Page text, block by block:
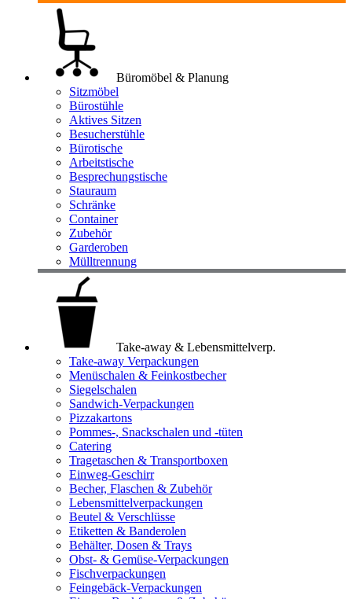
Büromöbel & Planung
Sitzmöbel
Bürostühle
Aktives Sitzen
Besucherstühle
Bürotische
Arbeitstische
Besprechungstische
Stauraum
Schränke
Container
Zubehör
Garderoben
Mülltrennung
Take-away & Lebensmittelverp.
Take-away Verpackungen
Menüschalen & Feinkostbecher
Siegelschalen
Sandwich-Verpackungen
Pizzakartons
Pommes-, Snackschalen und -tüten
Catering
Tragetaschen & Transportboxen
Einweg-Geschirr
Becher, Flaschen & Zubehör
Lebensmittelverpackungen
Beutel & Verschlüsse
Etiketten & Banderolen
Behälter, Dosen & Trays
Obst- & Gemüse-Verpackungen
Fischverpackungen
Feingebäck-Verpackungen